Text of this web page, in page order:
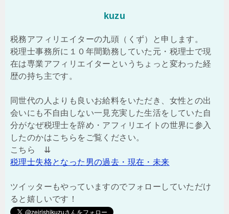
kuzu
税務アフィリエイターの九頭（くず）と申します。
税理士事務所に１０年間勤務していた元・税理士で現
在は専業アフィリエイターというちょっと変わった経
歴の持ち主です。
同世代の人よりも良いお給料をいただき、女性との出
会いにも不自由しない一見充実した生活をしていた自
分がなぜ税理士を辞め・アフィリエイトの世界に参入
したのかはこちらをご覧ください。
こちら ⇊
税理士失格となった男の過去・現在・未来
ツイッターもやっていますのでフォローしていただけ
ると嬉しいです！